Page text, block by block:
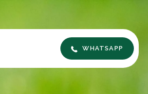
WHATSAPP